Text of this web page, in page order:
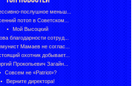
послушное меньш...
потоп в Советском...
Мой Высоцкий
благодарности сотруд...
Мамаев не соглас...
охотник добывает...
Прокопьевич Загайн...
Совсем не «Patriot»?
Верните директора!